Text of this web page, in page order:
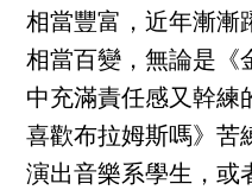
相當豐富，近年漸漸
相當百變，無論是《
中充滿責任感又幹練
喜歡布拉姆斯嗎》苦
演出音樂系學生，或